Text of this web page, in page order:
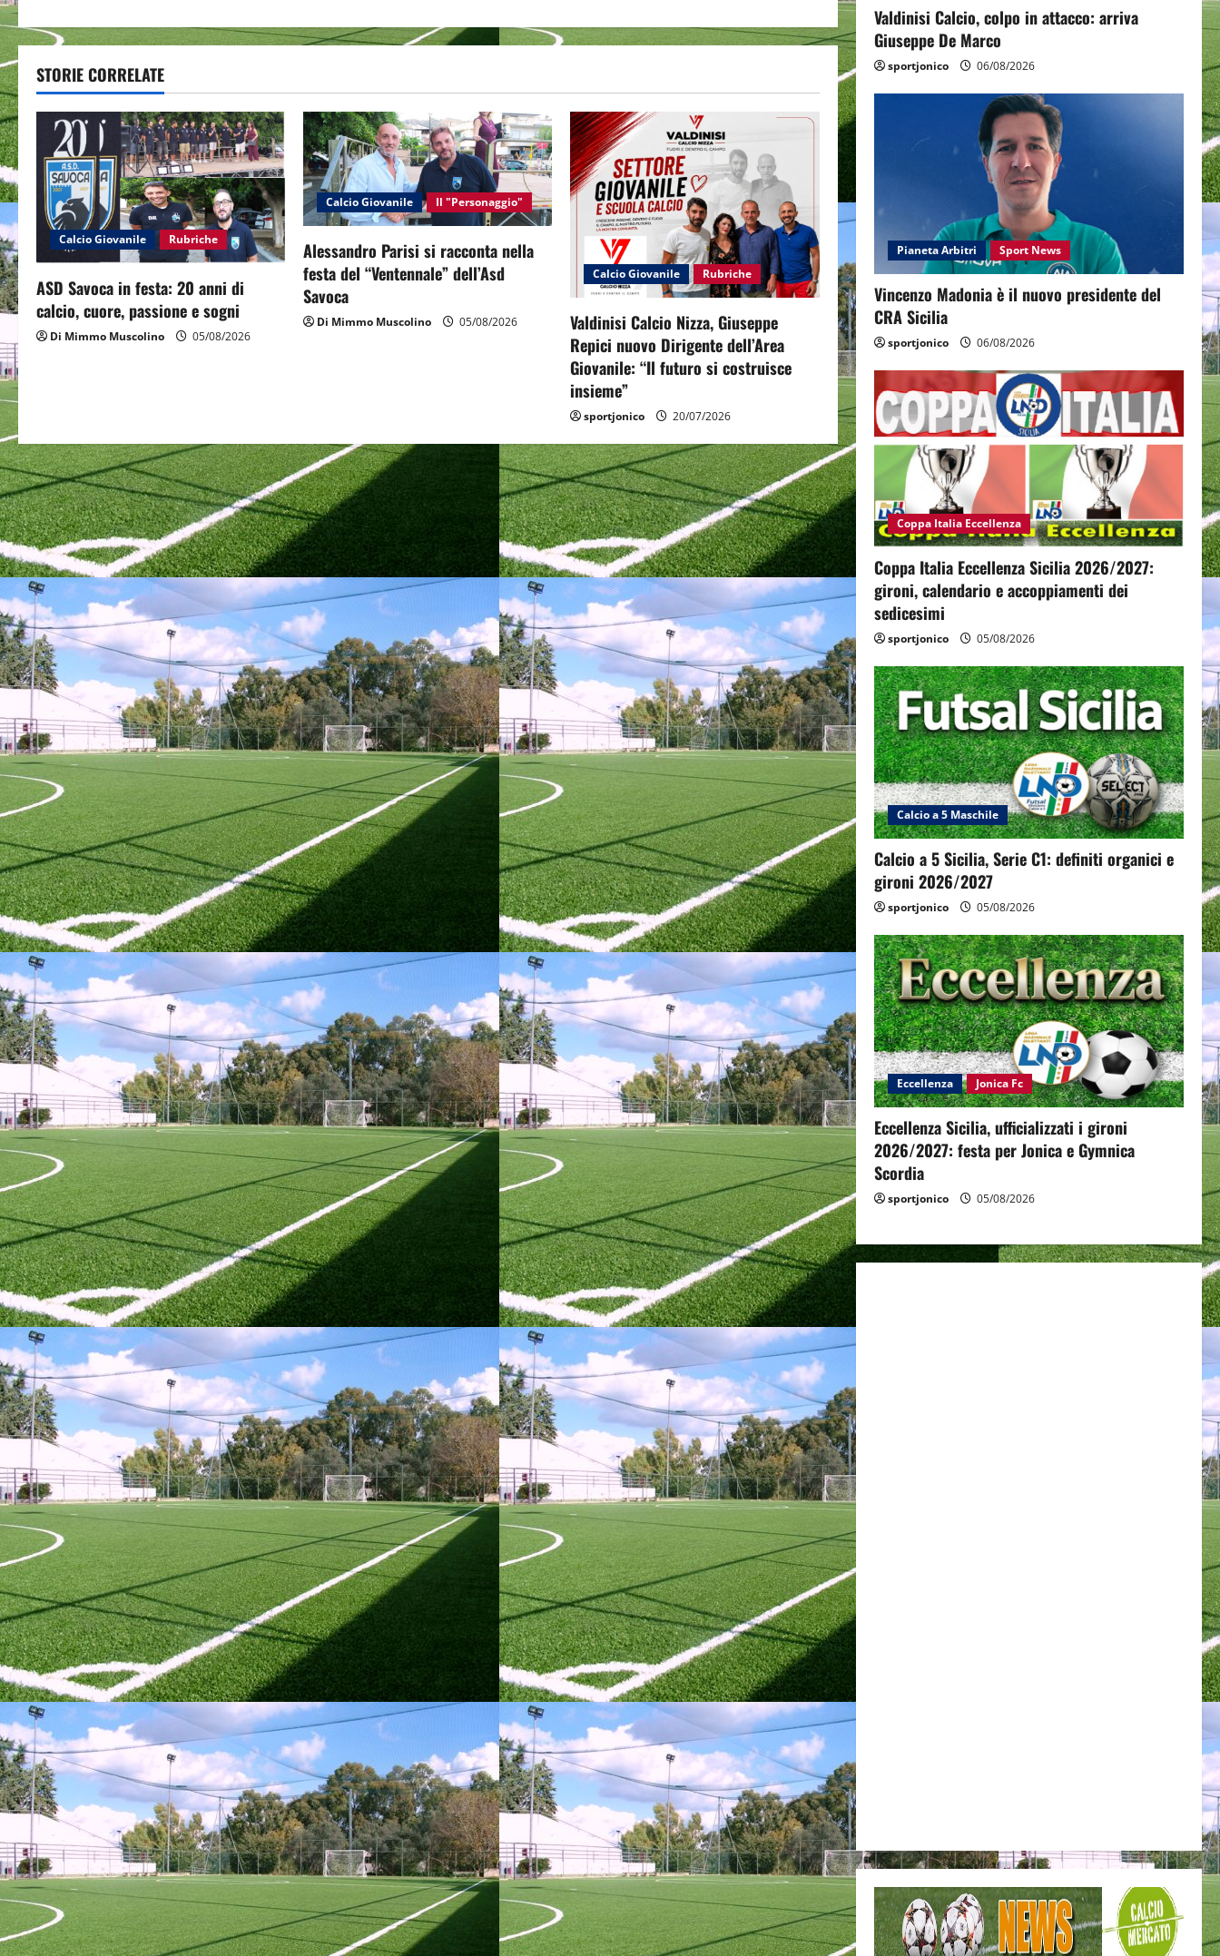
t
n
v
a
t
i
STORIE CORRELATE
Calcio Giovanile Rubriche
ASD Savoca in festa: 20 anni di
calcio, cuore, passione e sogni
Di Mimmo Muscolino 05/08/2026
Calcio Giovanile Il "Personaggio"
Alessandro Parisi si racconta nella
festa del “Ventennale” dell’Asd
Savoca
Di Mimmo Muscolino 05/08/2026
Calcio Giovanile Rubriche
Valdinisi Calcio Nizza, Giuseppe
Repici nuovo Dirigente dell’Area
Giovanile: “Il futuro si costruisce
insieme”
sportjonico 20/07/2026
Valdinisi Calcio, colpo in attacco: arriva
Giuseppe De Marco
sportjonico 06/08/2026
Pianeta Arbitri Sport News
Vincenzo Madonia è il nuovo presidente del
CRA Sicilia
sportjonico 06/08/2026
Coppa Italia Eccellenza
Coppa Italia Eccellenza Sicilia 2026/2027:
gironi, calendario e accoppiamenti dei
sedicesimi
sportjonico 05/08/2026
Calcio a 5 Maschile
Calcio a 5 Sicilia, Serie C1: definiti organici e
gironi 2026/2027
sportjonico 05/08/2026
Eccellenza Jonica Fc
Eccellenza Sicilia, ufficializzati i gironi
2026/2027: festa per Jonica e Gymnica
Scordia
sportjonico 05/08/2026